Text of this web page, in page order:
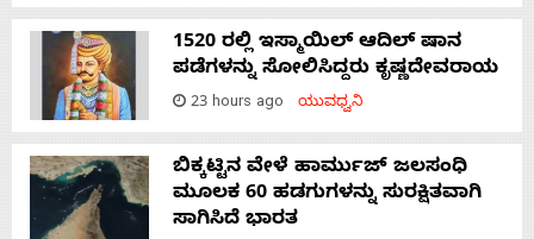
1520 ರಲ್ಲಿ ಇಸ್ಮಾಯಿಲ್ ಆದಿಲ್ ಷಾನ
ಪಡೆಗಳನ್ನು ಸೋಲಿಸಿದ್ದರು ಕೃಷ್ಣದೇವರಾಯ
23 hours ago ಯುವಧ್ವನಿ
ಬಿಕ್ಕಟ್ಟಿನ ವೇಳೆ ಹಾರ್ಮುಜ್ ಜಲಸಂಧಿ
ಮೂಲಕ 60 ಹಡಗುಗಳನ್ನು ಸುರಕ್ಷಿತವಾಗಿ
ಸಾಗಿಸಿದೆ ಭಾರತ